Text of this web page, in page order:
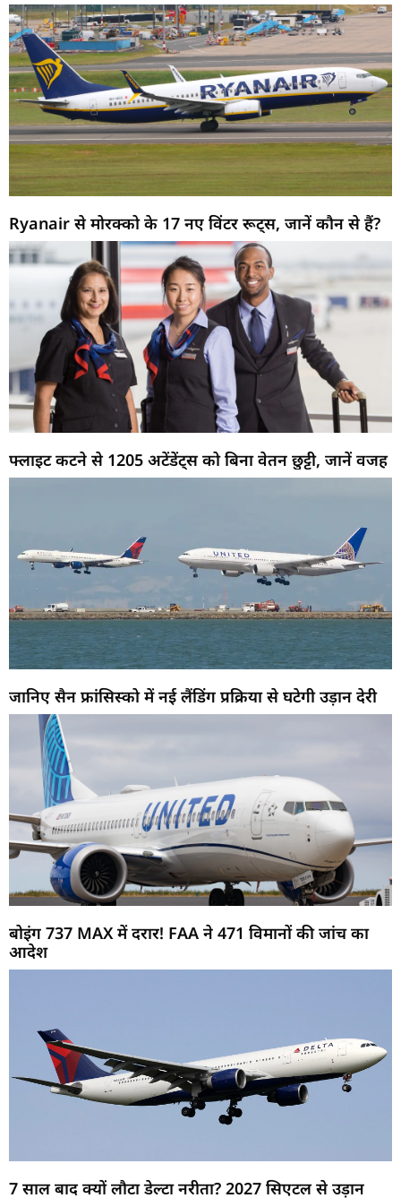
Ryanair से मोरक्को के 17 नए विंटर रूट्स, जानें कौन से हैं?
फ्लाइट कटने से 1205 अटेंडेंट्स को बिना वेतन छुट्टी, जानें वजह
जानिए सैन फ्रांसिस्को में नई लैंडिंग प्रक्रिया से घटेगी उड़ान देरी
बोइंग 737 MAX में दरार! FAA ने 471 विमानों की जांच का
आदेश
7 साल बाद क्यों लौटा डेल्टा नरीता? 2027 सिएटल से उड़ान